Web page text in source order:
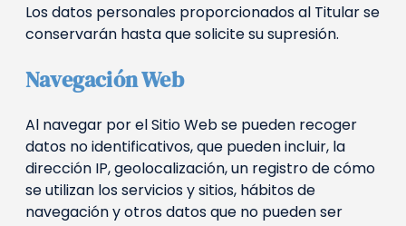
Los datos personales proporcionados al Titular se
conservarán hasta que solicite su supresión.
Navegación Web
Al navegar por el Sitio Web se pueden recoger
datos no identificativos, que pueden incluir, la
dirección IP, geolocalización, un registro de cómo
se utilizan los servicios y sitios, hábitos de
navegación y otros datos que no pueden ser